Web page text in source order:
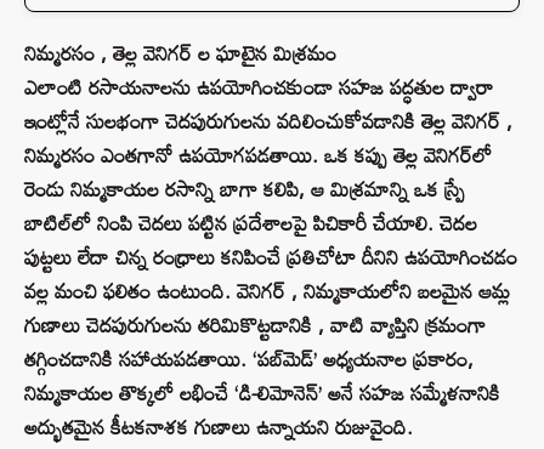
నిమ్మరసం , తెల్ల వెనిగర్ ల ఘాటైన మిశ్రమం
ఎలాంటి రసాయనాలను ఉపయోగించకుండా సహజ పద్ధతుల ద్వారా
ఇంట్లోనే సులభంగా చెదపురుగులను వదిలించుకోవడానికి తెల్ల వెనిగర్ ,
నిమ్మరసం ఎంతగానో ఉపయోగపడతాయి. ఒక కప్పు తెల్ల వెనిగర్‌లో
రెండు నిమ్మకాయల రసాన్ని బాగా కలిపి, ఆ మిశ్రమాన్ని ఒక స్ప్రే
బాటిల్‌లో నింపి చెదలు పట్టిన ప్రదేశాలపై పిచికారీ చేయాలి. చెదల
పుట్టలు లేదా చిన్న రంధ్రాలు కనిపించే ప్రతిచోటా దీనిని ఉపయోగించడం
వల్ల మంచి ఫలితం ఉంటుంది. వెనిగర్ , నిమ్మకాయలోని బలమైన ఆమ్ల
గుణాలు చెదపురుగులను తరిమికొట్టడానికి , వాటి వ్యాప్తిని క్రమంగా
తగ్గించడానికి సహాయపడతాయి. ‘పబ్‌మెడ్’ అధ్యయనాల ప్రకారం,
నిమ్మకాయల తొక్కలో లభించే ‘డి-లిమోనెన్’ అనే సహజ సమ్మేళనానికి
అద్భుతమైన కీటకనాశక గుణాలు ఉన్నాయని రుజువైంది.